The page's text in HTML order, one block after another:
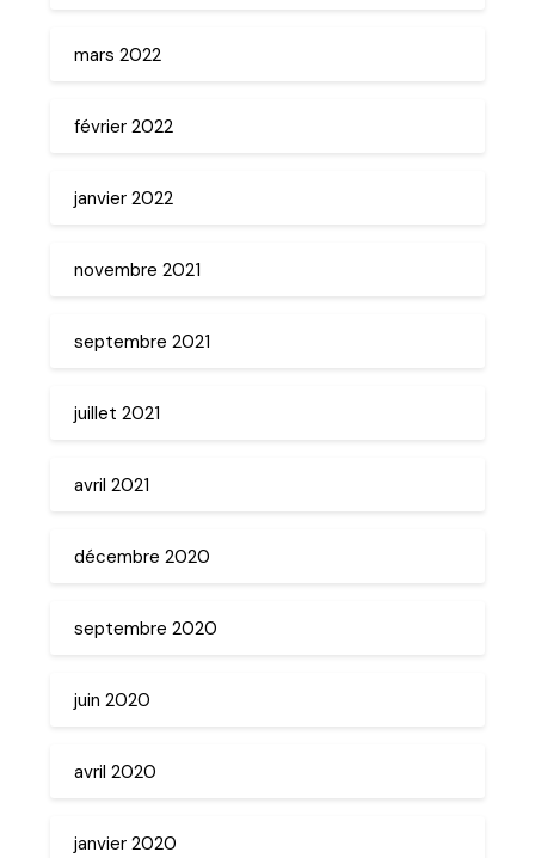
mars 2022
février 2022
janvier 2022
novembre 2021
septembre 2021
juillet 2021
avril 2021
décembre 2020
septembre 2020
juin 2020
avril 2020
janvier 2020